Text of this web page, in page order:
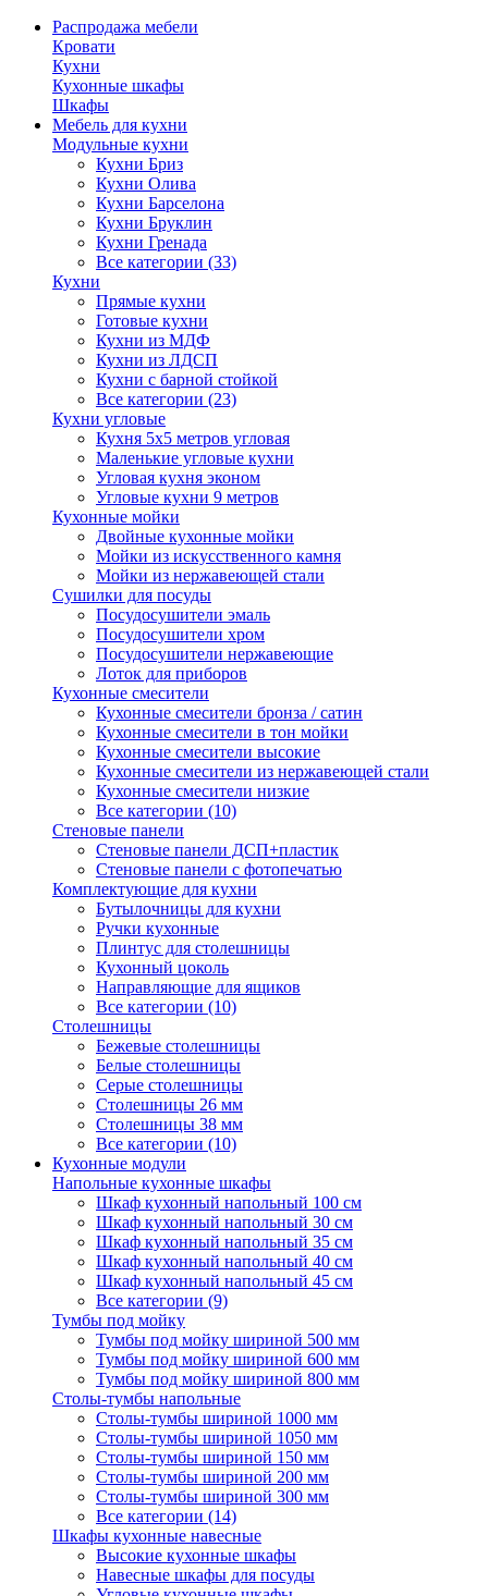
Распродажа мебели
Кровати
Кухни
Кухонные шкафы
Шкафы
Мебель для кухни
Модульные кухни
Кухни Бриз
Кухни Олива
Кухни Барселона
Кухни Бруклин
Кухни Гренада
Все категории (33)
Кухни
Прямые кухни
Готовые кухни
Кухни из МДФ
Кухни из ЛДСП
Кухни с барной стойкой
Все категории (23)
Кухни угловые
Кухня 5х5 метров угловая
Маленькие угловые кухни
Угловая кухня эконом
Угловые кухни 9 метров
Кухонные мойки
Двойные кухонные мойки
Мойки из искусственного камня
Мойки из нержавеющей стали
Сушилки для посуды
Посудосушители эмаль
Посудосушители хром
Посудосушители нержавеющие
Лоток для приборов
Кухонные смесители
Кухонные смесители бронза / сатин
Кухонные смесители в тон мойки
Кухонные смесители высокие
Кухонные смесители из нержавеющей стали
Кухонные смесители низкие
Все категории (10)
Стеновые панели
Стеновые панели ДСП+пластик
Стеновые панели с фотопечатью
Комплектующие для кухни
Бутылочницы для кухни
Ручки кухонные
Плинтус для столешницы
Кухонный цоколь
Направляющие для ящиков
Все категории (10)
Столешницы
Бежевые столешницы
Белые столешницы
Серые столешницы
Столешницы 26 мм
Столешницы 38 мм
Все категории (10)
Кухонные модули
Напольные кухонные шкафы
Шкаф кухонный напольный 100 см
Шкаф кухонный напольный 30 см
Шкаф кухонный напольный 35 см
Шкаф кухонный напольный 40 см
Шкаф кухонный напольный 45 см
Все категории (9)
Тумбы под мойку
Тумбы под мойку шириной 500 мм
Тумбы под мойку шириной 600 мм
Тумбы под мойку шириной 800 мм
Столы-тумбы напольные
Столы-тумбы шириной 1000 мм
Столы-тумбы шириной 1050 мм
Столы-тумбы шириной 150 мм
Столы-тумбы шириной 200 мм
Столы-тумбы шириной 300 мм
Все категории (14)
Шкафы кухонные навесные
Высокие кухонные шкафы
Навесные шкафы для посуды